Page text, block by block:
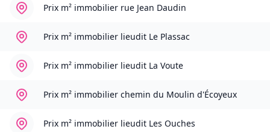
Prix m² immobilier rue Jean Daudin
Prix m² immobilier lieudit Le Plassac
Prix m² immobilier lieudit La Voute
Prix m² immobilier chemin du Moulin d'Écoyeux
Prix m² immobilier lieudit Les Ouches